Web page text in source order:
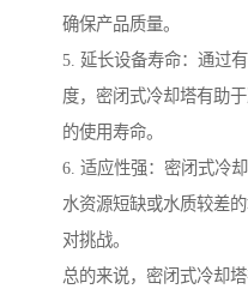
确保产品质量。
5. 延长设备寿命：通过
度，密闭式冷却塔有助
的使用寿命。
6. 适应性强：密闭式冷
水资源短缺或水质较差
对挑战。
总的来说，密闭式冷却